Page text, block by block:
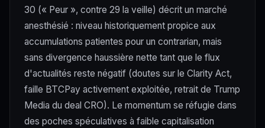
30 (« Peur », contre 29 la veille) décrit un marché
anesthésié : niveau historiquement propice aux
accumulations patientes pour un contrarian, mais
sans divergence haussière nette tant que le flux
d'actualités reste négatif (doutes sur le Clarity Act,
faille BTCPay activement exploitée, retrait de Trump
Media du deal CRO). Le momentum se réfugie dans
des poches spéculatives à faible capitalisation